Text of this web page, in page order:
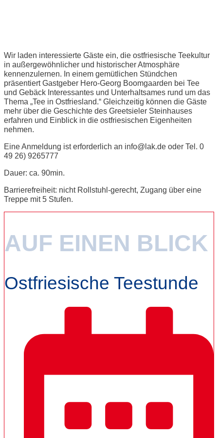
Wir laden interessierte Gäste ein, die ostfriesische Teekultur
in außergewöhnlicher und historischer Atmosphäre
kennenzulernen. In einem gemütlichen Stündchen
präsentiert Gastgeber Hero-Georg Boomgaarden bei Tee
und Gebäck Interessantes und Unterhaltsames rund um das
Thema „Tee in Ostfriesland.“ Gleichzeitig können die Gäste
mehr über die Geschichte des Greetsieler Steinhauses
erfahren und Einblick in die ostfriesischen Eigenheiten
nehmen.
Eine Anmeldung ist erforderlich an info@lak.de oder Tel. 0
49 26) 9265777
Dauer: ca. 90min.
Barrierefreiheit: nicht Rollstuhl-gerecht, Zugang über eine
Treppe mit 5 Stufen.
AUF EINEN BLICK
Ostfriesische Teestunde